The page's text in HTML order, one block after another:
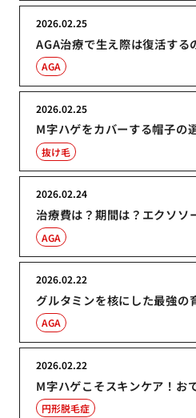
AGA治療で生え際は復活する
2026.02.25
AGA
M字ハゲをカバーする帽子の
2026.02.25
抜け毛
治療費は？期間は？エクソソ
2026.02.24
AGA
グルタミンを核にした最強の
2026.02.22
AGA
M字ハゲこそスキンケア！お
2026.02.22
円形脱毛症